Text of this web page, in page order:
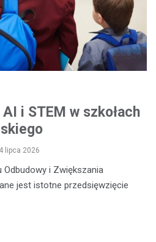
i STEM w szkołach
lipca 2026
Odbudowy i Zwiększania
jest istotne przedsięwzięcie